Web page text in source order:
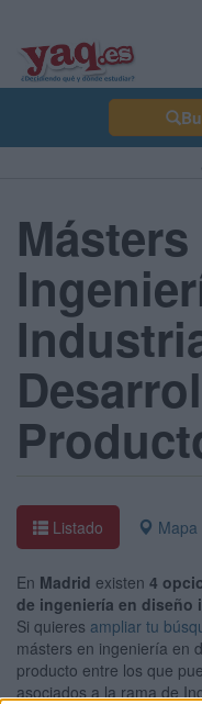
Listado Mapa
En Madrid existen 4
de ingeniería en
Si quieres ampliar tu
másters en ingeniería en
producto entre los que
asociados a la rama de